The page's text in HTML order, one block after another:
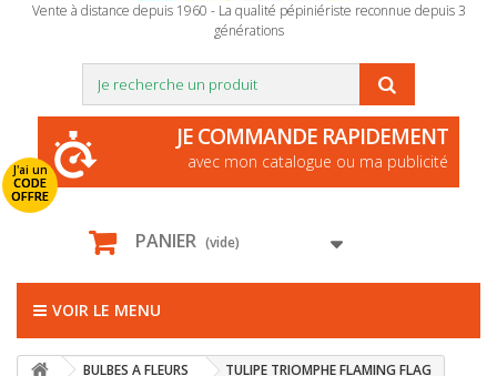
Vente à distance depuis 1960 - La qualité pépiniériste reconnue depuis 3
générations
J'ai un
CODE
OFFRE
JE COMMANDE RAPIDEMENT
avec mon catalogue ou ma publicité
PANIER (vide)
VOIR LE MENU
BULBES A FLEURS TULIPE TRIOMPHE FLAMING FLAG